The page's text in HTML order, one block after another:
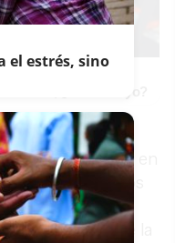
Social,
nota de audio en
que se cierren los
Jerez hasta al
faltaban antes de la
el estrés, sino